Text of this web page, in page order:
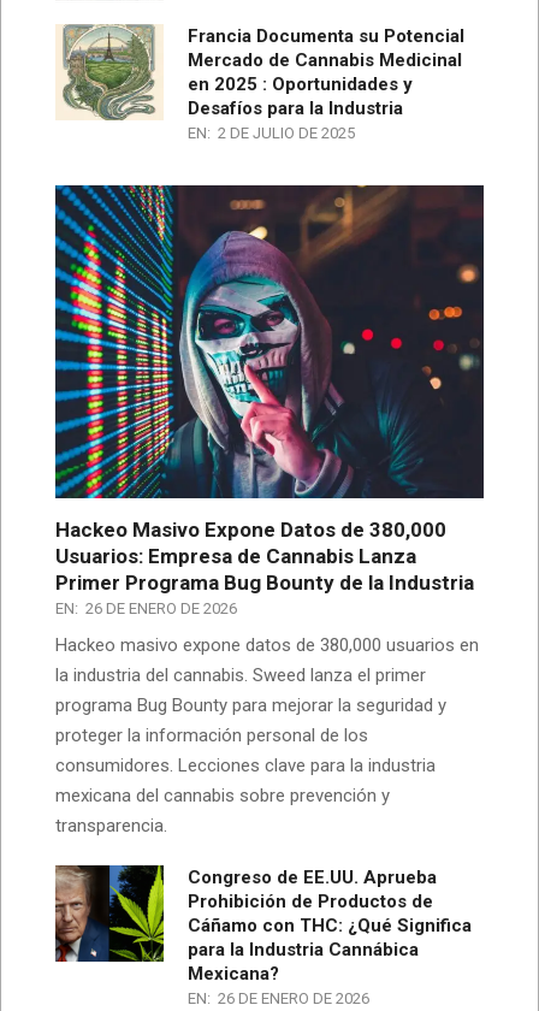
Francia Documenta su Potencial
Mercado de Cannabis Medicinal
en 2025 : Oportunidades y
Desafíos para la Industria
EN: 2 DE JULIO DE 2025
Hackeo Masivo Expone Datos de 380,000
Usuarios: Empresa de Cannabis Lanza
Primer Programa Bug Bounty de la Industria
EN: 26 DE ENERO DE 2026
Hackeo masivo expone datos de 380,000 usuarios en
la industria del cannabis. Sweed lanza el primer
programa Bug Bounty para mejorar la seguridad y
proteger la información personal de los
consumidores. Lecciones clave para la industria
mexicana del cannabis sobre prevención y
transparencia.
Congreso de EE.UU. Aprueba
Prohibición de Productos de
Cáñamo con THC: ¿Qué Significa
para la Industria Cannábica
Mexicana?
EN: 26 DE ENERO DE 2026